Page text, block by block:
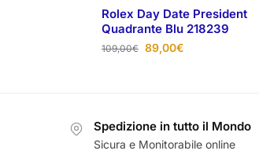
Rolex Day Date President
Quadrante Blu 218239
109,00€ 89,00€
Spedizione in tutto il Mondo
Sicura e Monitorabile online